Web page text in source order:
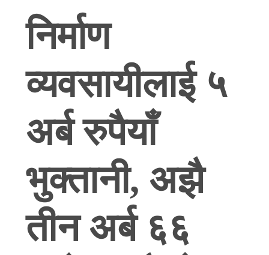
निर्माण
व्यवसायीलाई ५
अर्ब रुपैयाँ
भुक्तानी, अझै
तीन अर्ब ६६